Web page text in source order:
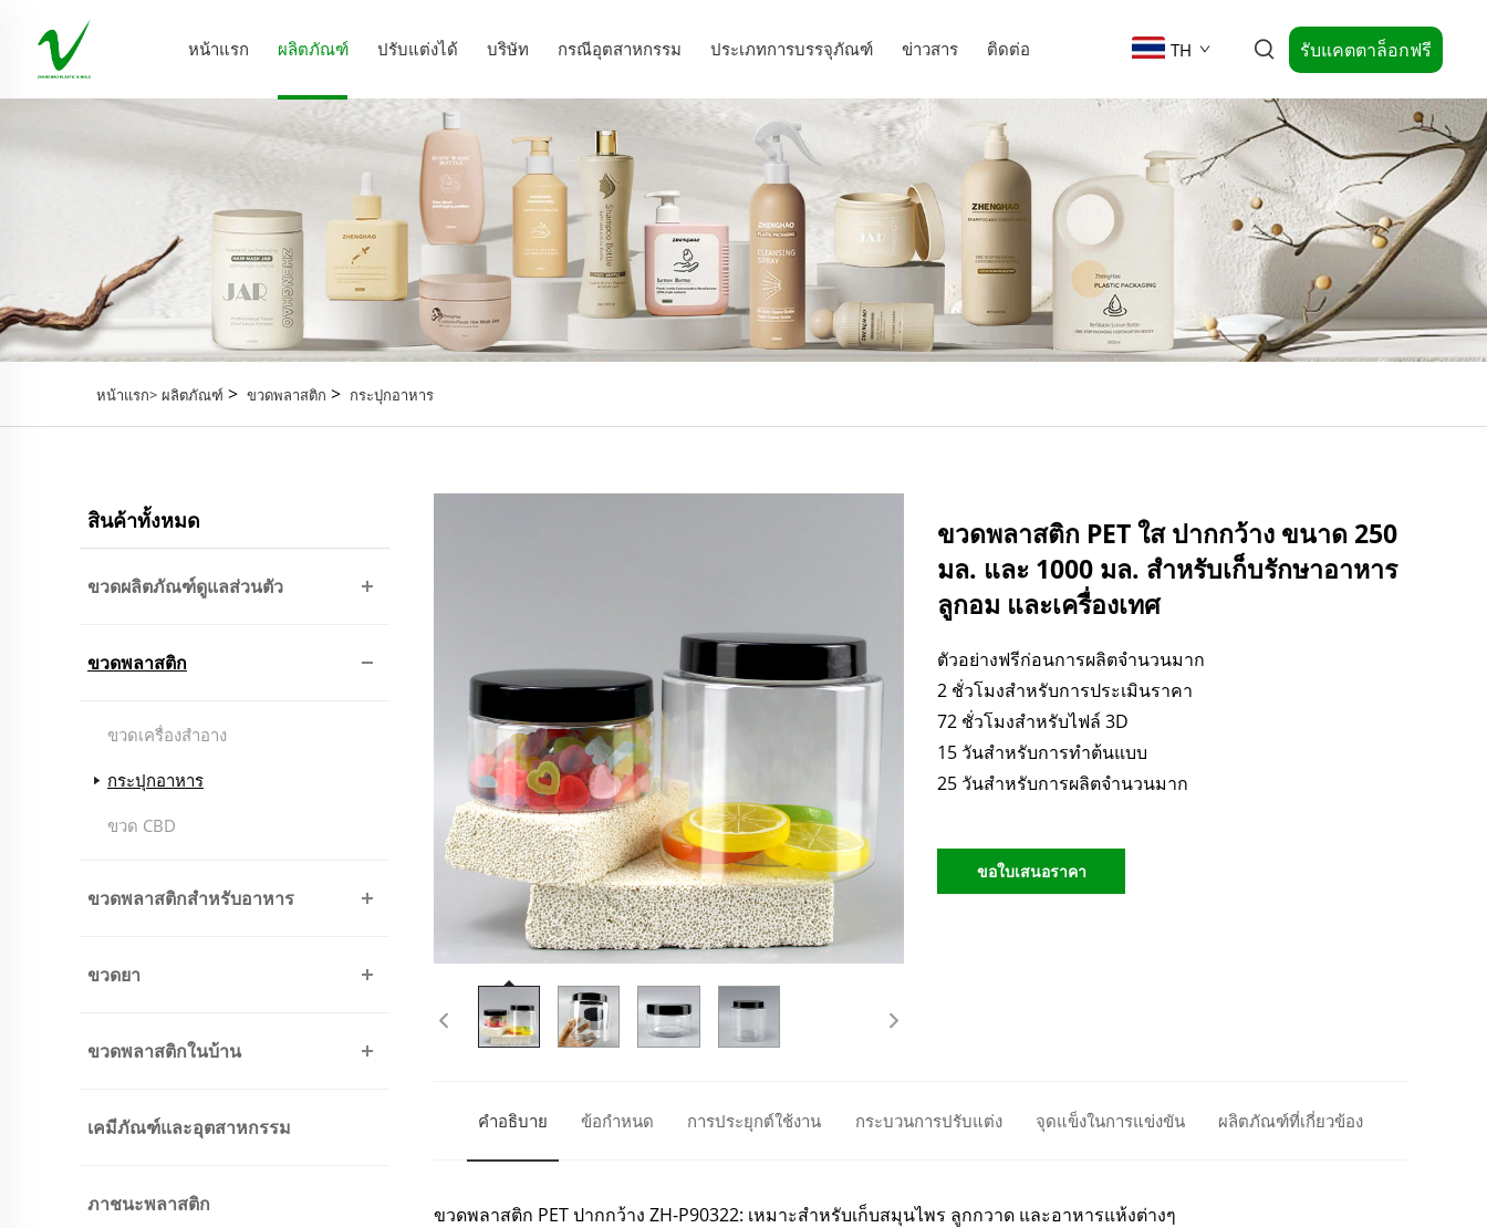
หน้าแรก ผลิตภัณฑ์ ปรับแต่งได้ บริษัท กรณีอุตสาหกรรม ประเภทการบรรจุภัณฑ์ ข่าวสาร ติดต่อ TH รับแคตตาล็อกฟรี
หน้าแรก> ผลิตภัณฑ์ > ขวดพลาสติก > กระปุกอาหาร
สินค้าทั้งหมด
ขวดผลิตภัณฑ์ดูแลส่วนตัว
ขวดพลาสติก
ขวดเครื่องสำอาง
กระปุกอาหาร
ขวด CBD
ขวดพลาสติกสำหรับอาหาร
ขวดยา
ขวดพลาสติกในบ้าน
เคมีภัณฑ์และอุตสาหกรรม
ภาชนะพลาสติก
ขวดพลาสติก PET ใส ปากกว้าง ขนาด 250
มล. และ 1000 มล. สำหรับเก็บรักษาอาหาร
ลูกอม และเครื่องเทศ
ตัวอย่างฟรีก่อนการผลิตจำนวนมาก
2 ชั่วโมงสำหรับการประเมินราคา
72 ชั่วโมงสำหรับไฟล์ 3D
15 วันสำหรับการทำต้นแบบ
25 วันสำหรับการผลิตจำนวนมาก
ขอใบเสนอราคา
คำอธิบาย ข้อกำหนด การประยุกต์ใช้งาน กระบวนการปรับแต่ง จุดแข็งในการแข่งขัน ผลิตภัณฑ์ที่เกี่ยวข้อง
ขวดพลาสติก PET ปากกว้าง ZH-P90322: เหมาะสำหรับเก็บสมุนไพร ลูกกวาด และอาหารแห้งต่างๆ